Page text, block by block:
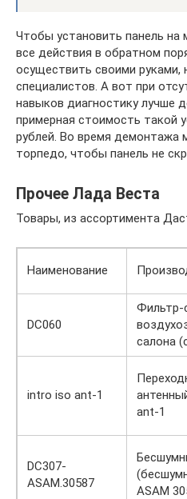
Чтобы установить панель на
все действия в обратном
осуществить своими руками,
специалистов. А вот при
навыков диагностику лучше
примерная стоимость такой
рублей. Во время демонтажа
торпедо, чтобы панель не
Прочее Лада Веста
Товары, из ассортимента
Наименование
DC060
Фильтр-
салона
intro iso ant-1
ant-1
DC307-
ASAM.30587
ASAM